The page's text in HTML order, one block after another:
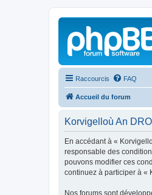
Raccourcis FAQ
Accueil du forum
Korvigelloù An
En accédant à «
responsable des
pouvons modifier ces
continuez à participer à «
Nos forums sont